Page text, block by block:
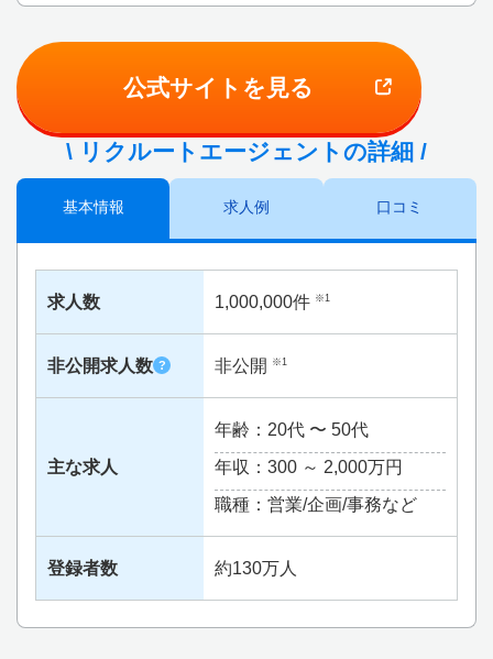
公式サイトを見る
\ リクルートエージェントの詳細 /
基本情報 求人例 口コミ
求人数 1,000,000件 ※1
非公開求人数 ? 非公開 ※1
主な求人
年齢：20代 〜 50代
年収：300 ～ 2,000万円
職種：営業/企画/事務など
登録者数 約130万人